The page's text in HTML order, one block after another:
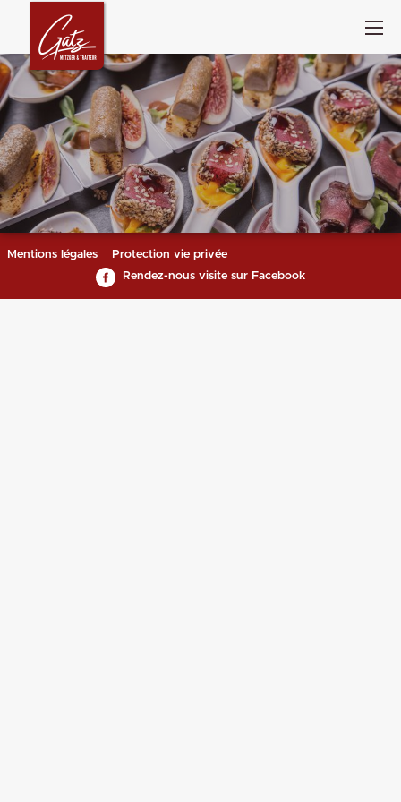
Mentions légales
Protection vie privée
Rendez-nous visite sur Facebook